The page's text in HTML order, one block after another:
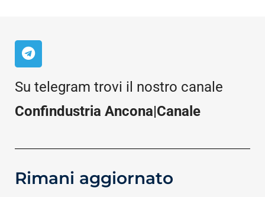
Su telegram trovi il nostro canale
Confindustria Ancona|Canale
Rimani aggiornato